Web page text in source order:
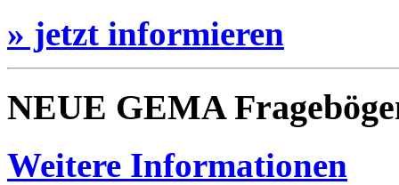
» jetzt informieren
NEUE GEMA
Weitere Informationen